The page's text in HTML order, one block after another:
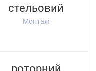
стельовий
Монтаж